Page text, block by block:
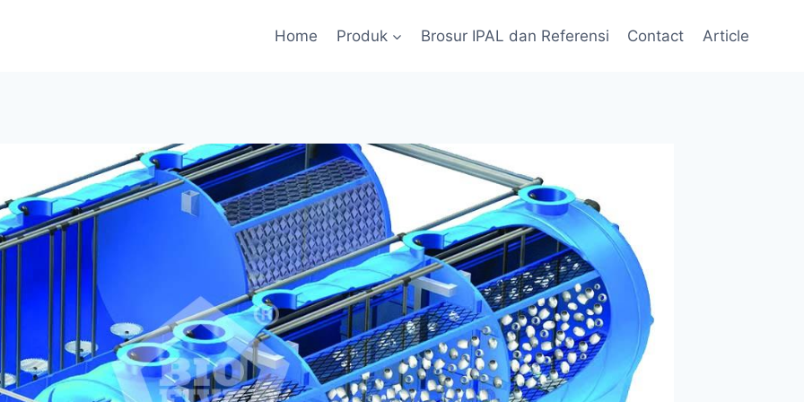
Home Produk Brosur IPAL dan Referensi Contact Article